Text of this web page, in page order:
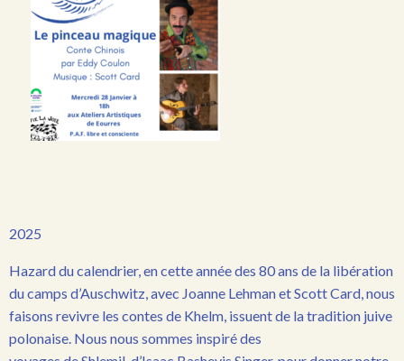
2025
Hazard du calendrier, en cette année des 80 ans de la libération
du camps d’Auschwitz, avec Joanne Lehman et Scott Card, nous
faisons revivre les contes de Khelm, issuent de la tradition juive
polonaise. Nous nous sommes inspiré des